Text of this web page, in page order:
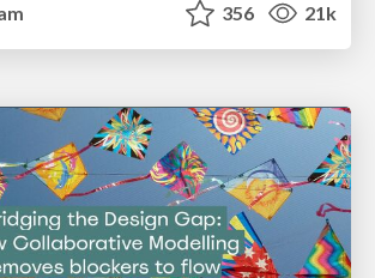
356 21k